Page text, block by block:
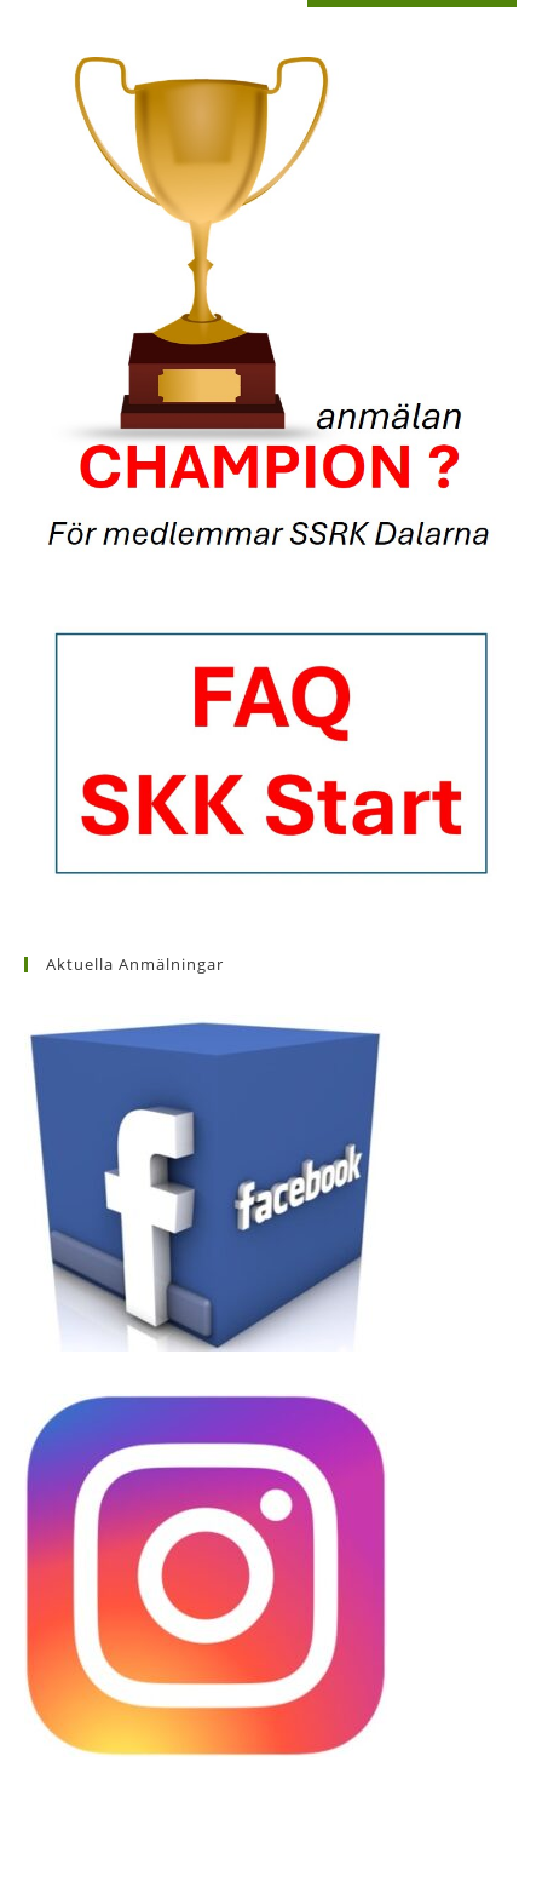
Aktuella Anmälningar